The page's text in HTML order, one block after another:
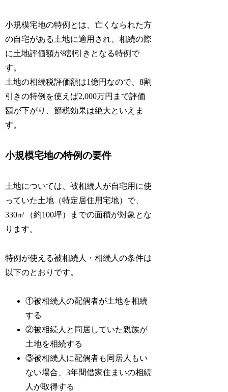
小規模宅地の特例とは、亡くなられた方
の自宅がある土地に適用され、相続の際
に土地評価額が8割引きとなる特例で
す。
土地の相続税評価額は1億円なので、8割
引きの特例を使えば2,000万円まで評価
額が下がり、節税効果は絶大といえま
す。
小規模宅地の特例の要件
土地については、被相続人が自宅用に使
っていた土地（特定居住用宅地）で、
330㎡（約100坪）までの面積が対象とな
ります。
特例が使える被相続人・相続人の条件は
以下のとおりです。
①被相続人の配偶者が土地を相続
する
②被相続人と同居していた親族が
土地を相続する
③被相続人に配偶者も同居人もい
ない場合、3年間借家住まいの相続
人が取得する